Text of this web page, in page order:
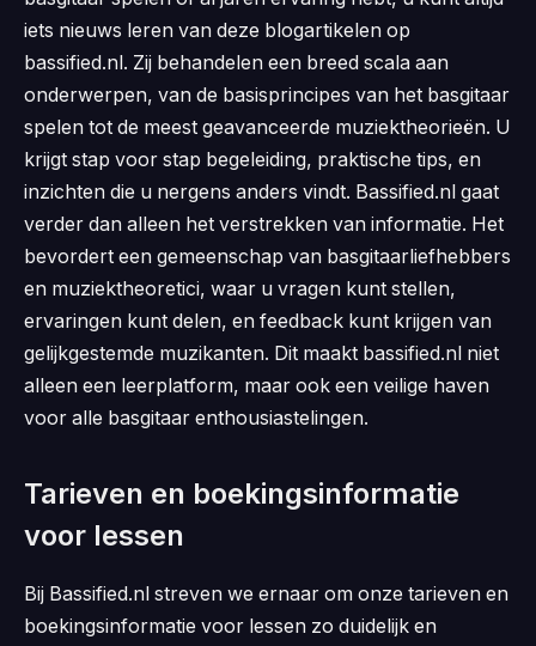
iets nieuws leren van deze blogartikelen op
bassified.nl. Zij behandelen een breed scala aan
onderwerpen, van de basisprincipes van het basgitaar
spelen tot de meest geavanceerde muziektheorieën. U
krijgt stap voor stap begeleiding, praktische tips, en
inzichten die u nergens anders vindt. Bassified.nl gaat
verder dan alleen het verstrekken van informatie. Het
bevordert een gemeenschap van basgitaarliefhebbers
en muziektheoretici, waar u vragen kunt stellen,
ervaringen kunt delen, en feedback kunt krijgen van
gelijkgestemde muzikanten. Dit maakt bassified.nl niet
alleen een leerplatform, maar ook een veilige haven
voor alle basgitaar enthousiastelingen.
Tarieven en boekingsinformatie
voor lessen
Bij Bassified.nl streven we ernaar om onze tarieven en
boekingsinformatie voor lessen zo duidelijk en